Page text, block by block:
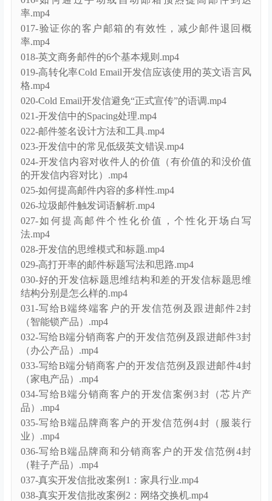
率.mp4
017-验证你的客户邮箱的有效性，减少邮件退回概
率.mp4
018-英文商务邮件的6个基本规则.mp4
019-高转化率Cold Email开发信应该使用的英文语言风
格.mp4
020-Cold Email开发信避免“正式宣传”的语调.mp4
021-开发信中的Spacing处理.mp4
022-邮件签名设计方法和工具.mp4
023-开发信中的常见低级英文错误.mp4
024-开发信内容对收件人的价值（有价值的和没价值
的开发信内容对比）.mp4
025-如何提高邮件内容的多样性.mp4
026-垃圾邮件触发词语解析.mp4
027-如何提高邮件个性化价值，个性化开场白写
法.mp4
028-开发信的思维模式和标题.mp4
029-高打开率的邮件标题写法和思路.mp4
030-好的开发信标题思维结构和差的开发信标题思维
结构分别是怎么样的.mp4
031-写给B端终端客户的开发信范例及跟进邮件2封
（智能锁产品）.mp4
032-写给B端分销商客户的开发信范例及跟进邮件3封
（办公产品）.mp4
033-写给B端分销商客户的开发信范例及跟进邮件4封
（家电产品）.mp4
034-写给B端分销商客户的开发信案例3封（芯片产
品）.mp4
035-写给B端品牌商客户的开发信范例4封（服装行
业）.mp4
036-写给B端品牌商和分销商客户的开发信范例4封
（鞋子产品）.mp4
037-真实开发信批改案例1：家具行业.mp4
038-真实开发信批改案例2：网络交换机.mp4